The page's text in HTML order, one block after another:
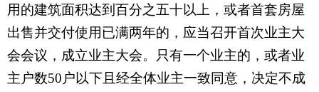
用的建筑面积达到百分之五十以上，或者首套房屋
出售并交付使用已满两年的，应当召开首次业主大
会会议，成立业主大会。只有一个业主的，或者业
主户数50户以下且经全体业主一致同意，决定不成